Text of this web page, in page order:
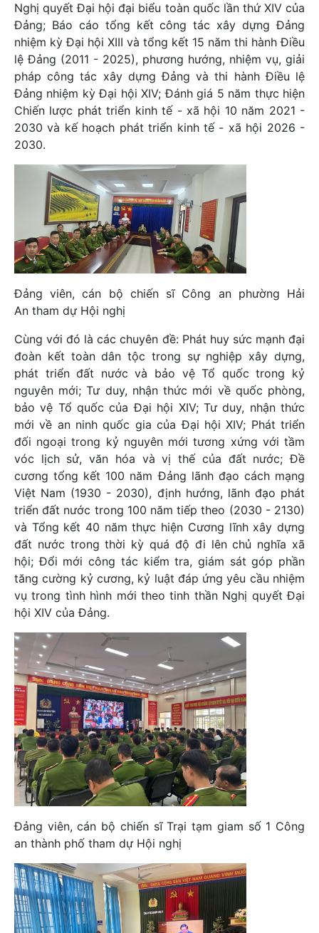
Nghị quyết Đại hội đại biểu toàn quốc lần thứ XIV của
Đảng; Báo cáo tổng kết công tác xây dựng Đảng
nhiệm kỳ Đại hội XIII và tổng kết 15 năm thi hành Điều
lệ Đảng (2011 - 2025), phương hướng, nhiệm vụ, giải
pháp công tác xây dựng Đảng và thi hành Điều lệ
Đảng nhiệm kỳ Đại hội XIV; Đánh giá 5 năm thực hiện
Chiến lược phát triển kinh tế - xã hội 10 năm 2021 -
2030 và kế hoạch phát triển kinh tế - xã hội 2026 -
2030.
Đảng viên, cán bộ chiến sĩ Công an phường Hải
An tham dự Hội nghị
Cùng với đó là các chuyên đề: Phát huy sức mạnh đại
đoàn kết toàn dân tộc trong sự nghiệp xây dựng,
phát triển đất nước và bảo vệ Tổ quốc trong kỷ
nguyên mới; Tư duy, nhận thức mới về quốc phòng,
bảo vệ Tổ quốc của Đại hội XIV; Tư duy, nhận thức
mới về an ninh quốc gia của Đại hội XIV; Phát triển
đối ngoại trong kỷ nguyên mới tương xứng với tầm
vóc lịch sử, văn hóa và vị thế của đất nước; Đề
cương tổng kết 100 năm Đảng lãnh đạo cách mạng
Việt Nam (1930 - 2030), định hướng, lãnh đạo phát
triển đất nước trong 100 năm tiếp theo (2030 - 2130)
và Tổng kết 40 năm thực hiện Cương lĩnh xây dựng
đất nước trong thời kỳ quá độ đi lên chủ nghĩa xã
hội; Đổi mới công tác kiểm tra, giám sát góp phần
tăng cường kỷ cương, kỷ luật đáp ứng yêu cầu nhiệm
vụ trong tình hình mới theo tinh thần Nghị quyết Đại
hội XIV của Đảng.
Đảng viên, cán bộ chiến sĩ Trại tạm giam số 1 Công
an thành phố tham dự Hội nghị